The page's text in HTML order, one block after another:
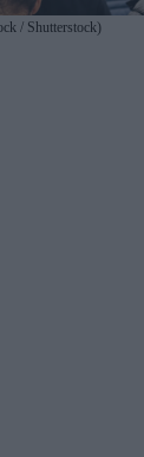
/ Shutterstock)